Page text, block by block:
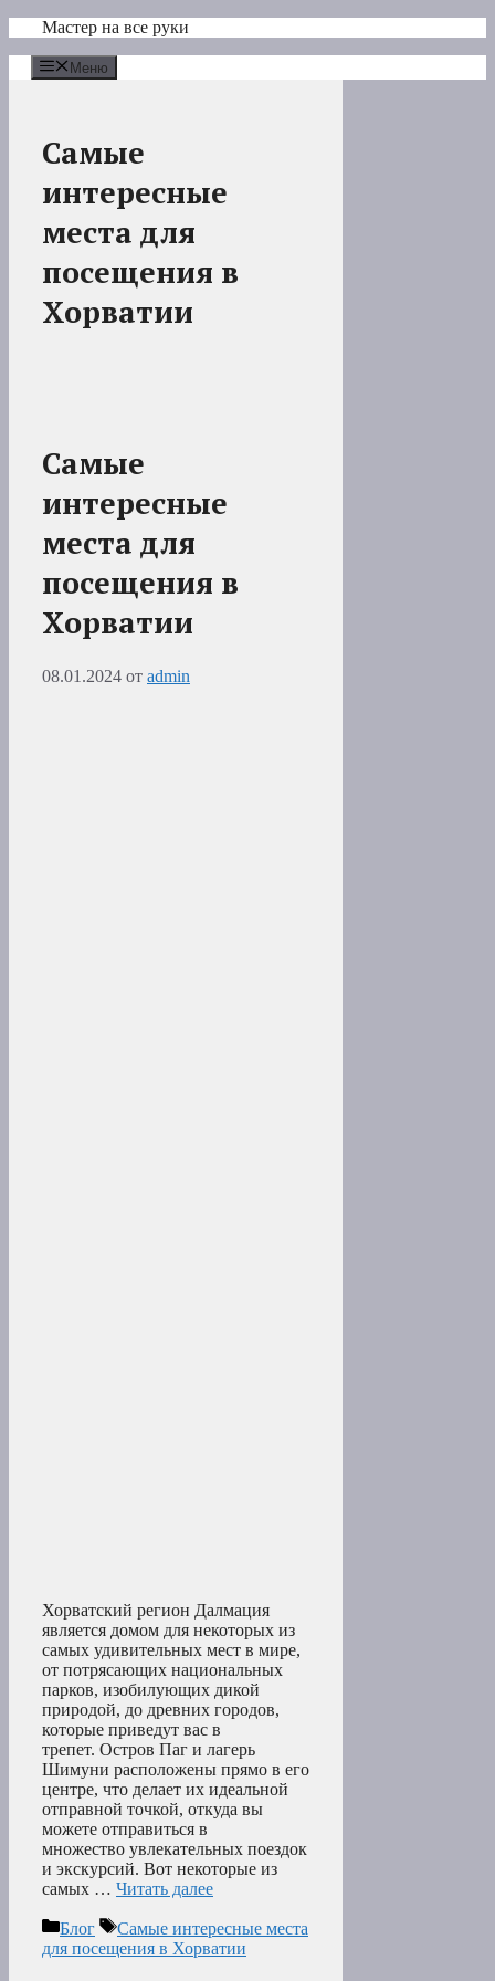
Перейти
содержимому
Мастер на все руки
Меню
Самые
интересные
места для
посещения в
Хорватии
Самые
интересные
места для
посещения в
Хорватии
08.01.2024 от admin
Хорватский регион Далмация
является домом для некоторых из
самых удивительных мест в мире,
от потрясающих национальных
парков, изобилующих дикой
природой, до древних городов,
которые приведут вас в
трепет. Остров Паг и лагерь
Шимуни расположены прямо в его
центре, что делает их идеальной
отправной точкой, откуда вы
можете отправиться в
множество увлекательных поездок
и экскурсий. Вот некоторые из
самых … Читать далее
Рубрики
Блог Метки
Самые интересные места
для посещения в Хорватии